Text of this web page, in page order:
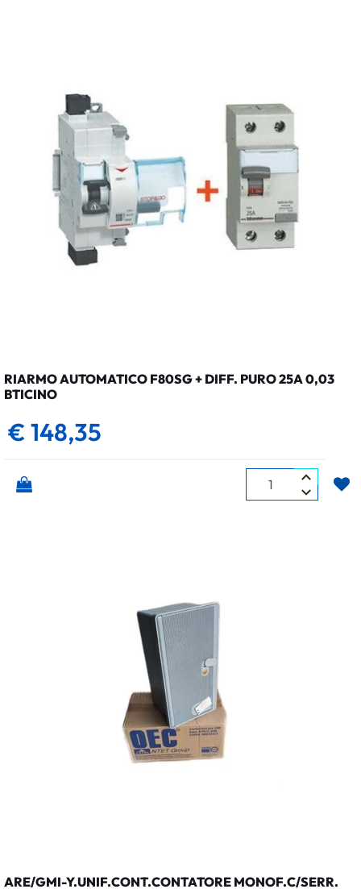
RIARMO AUTOMATICO F80SG + DIFF. PURO 25A 0,03
BTICINO
€ 148,35
Quantità
ARE/GMI-Y.UNIF.CONT.CONTATORE MONOF.C/SERR.